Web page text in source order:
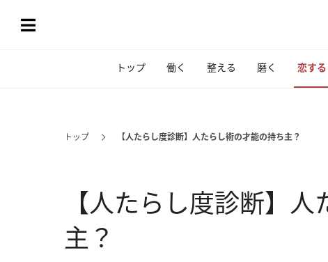
トップ 働く 整える 磨く 恋する
トップ 【人たらし度診断】人たらし術の才能の持ち主？
【人たらし度診断】
主？